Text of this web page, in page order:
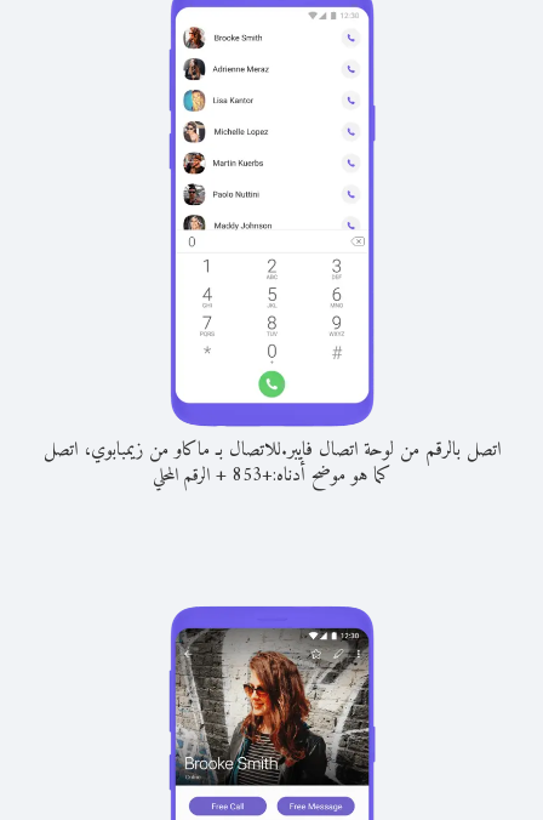
اتصل بالرقم من لوحة اتصال فايبر.للاتصال بـ ماكاو من زيمبابوي، اتصل
كما هو موضح أدناه:+
853
+الرقم المحلي